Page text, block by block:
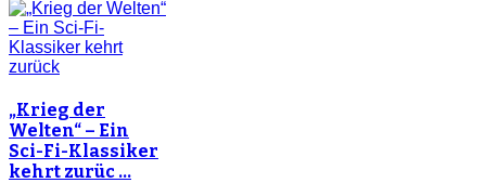
„Krieg der
Welten“ – Ein
Sci-Fi-Klassiker
kehrt zurüc …